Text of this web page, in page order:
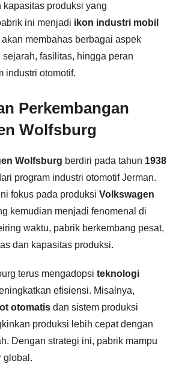
kapasitas produksi yang
ini menjadi ikon industri mobil
akan membahas berbagai aspek
fasilitas, hingga peran
industri otomotif.
Perkembangan
Wolfsburg
Wolfsburg berdiri pada tahun 1938
program industri otomotif Jerman.
fokus pada produksi Volkswagen
kemudian menjadi fenomenal di
waktu, pabrik berkembang pesat,
dan kapasitas produksi.
terus mengadopsi teknologi
efisiensi. Misalnya,
otomatis dan sistem produksi
produksi lebih cepat dengan
Dengan strategi ini, pabrik mampu
global.